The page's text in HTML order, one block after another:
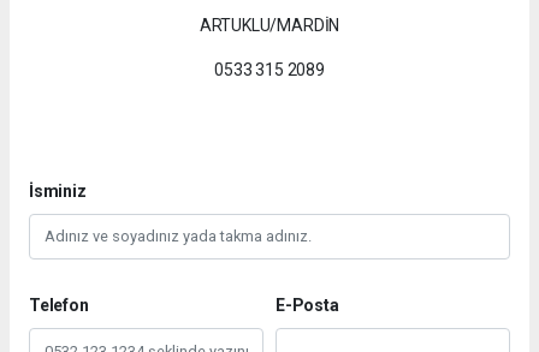
ARTUKLU/MARDİN
0533 315 2089
İsminiz
Telefon E-Posta